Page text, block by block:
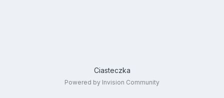
Ciasteczka
Powered by Invision Community